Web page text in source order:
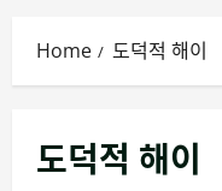
Home 도덕적 해이
도덕적 해이